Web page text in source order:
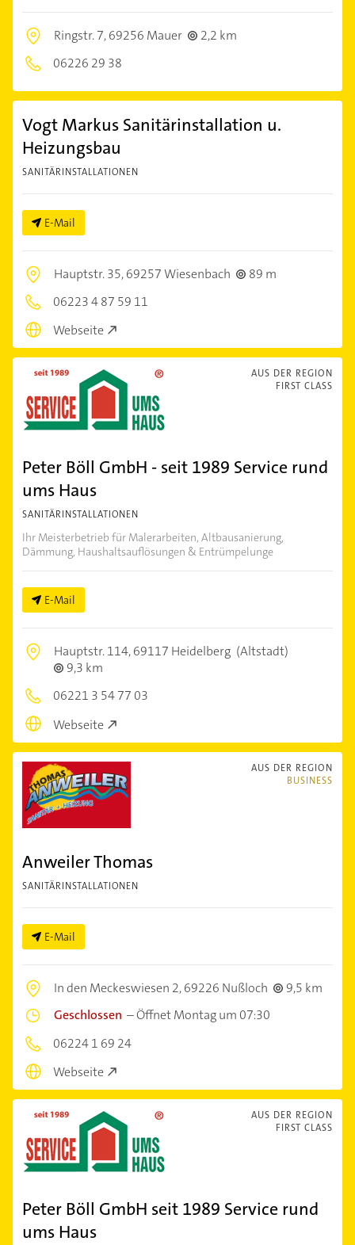
Ringstr. 7,69256 Mauer
2,2 km
06226 29 38
Vogt Markus Sanitärinstallation u.
Heizungsbau
SANITÄRINSTALLATIONEN
E-Mail
Hauptstr. 35,69257 Wiesenbach
89 m
06223 4 87 59 11
Webseite
AUS DER REGION
FIRST CLASS
Peter Böll GmbH - seit 1989 Service rund
ums Haus
SANITÄRINSTALLATIONEN
Ihr Meisterbetrieb für Malerarbeiten, Altbausanierung,
Dämmung, Haushaltsauflösungen & Entrümpelunge
E-Mail
Hauptstr. 114,69117 Heidelberg (Altstadt)
9,3 km
06221 3 54 77 03
Webseite
AUS DER REGION
BUSINESS
Anweiler Thomas
SANITÄRINSTALLATIONEN
E-Mail
In den Meckeswiesen 2,69226 Nußloch
9,5 km
Geschlossen –Öffnet Montag um 07:30
06224 1 69 24
Webseite
AUS DER REGION
FIRST CLASS
Peter Böll GmbH seit 1989 Service rund
ums Haus